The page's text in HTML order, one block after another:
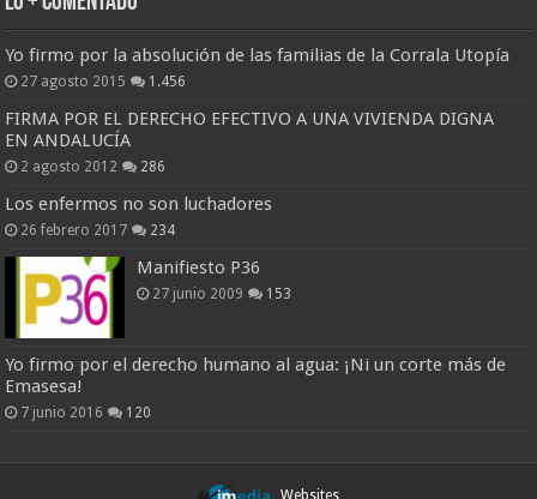
Yo firmo por la absolución de las familias de la Corrala Utopía
27 agosto 2015 1.456
FIRMA POR EL DERECHO EFECTIVO A UNA VIVIENDA DIGNA
EN ANDALUCÍA
2 agosto 2012 286
Los enfermos no son luchadores
26 febrero 2017 234
Manifiesto P36
27 junio 2009 153
Yo firmo por el derecho humano al agua: ¡Ni un corte más de
Emasesa!
7 junio 2016 120
Websites